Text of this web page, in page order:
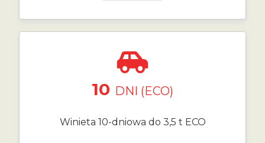
10 DNI (ECO)
Winieta 10-dniowa do 3,5 t ECO